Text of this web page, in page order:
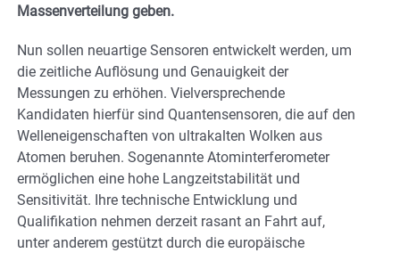
Massenverteilung geben.
Nun sollen neuartige Sensoren entwickelt werden, um
die zeitliche Auflösung und Genauigkeit der
Messungen zu erhöhen. Vielversprechende
Kandidaten hierfür sind Quantensensoren, die auf den
Welleneigenschaften von ultrakalten Wolken aus
Atomen beruhen. Sogenannte Atominterferometer
ermöglichen eine hohe Langzeitstabilität und
Sensitivität. Ihre technische Entwicklung und
Qualifikation nehmen derzeit rasant an Fahrt auf,
unter anderem gestützt durch die europäische